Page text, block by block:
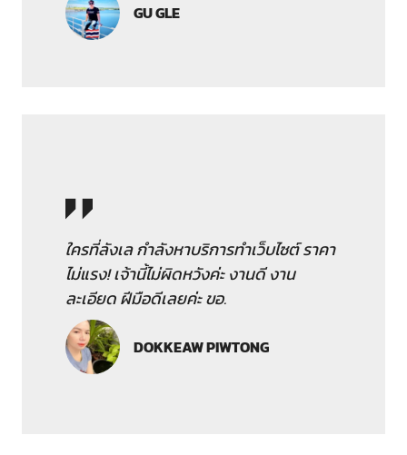
GU GLE
ใครที่ลังเล กำลังหาบริการทำเว็บไซต์ ราคา
ไม่แรง! เจ้านี้ไม่ผิดหวังค่ะ งานดี งาน
ละเอียด ฝีมือดีเลยค่ะ ขอ.
DOKKEAW PIWTONG